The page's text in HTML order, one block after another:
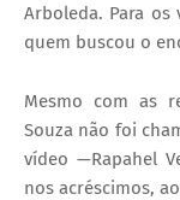
Arboleda. Para
quem buscou o
Mesmo com as
Souza não foi
vídeo —Rapahel
nos acréscimos,